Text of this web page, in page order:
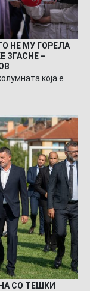
НЕ МУ ГОРЕЛА
ЗГАСНЕ –
која е
СО ТЕШКИ